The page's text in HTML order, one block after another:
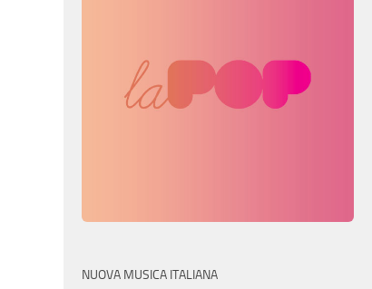
NUOVA MUSICA ITALIANA